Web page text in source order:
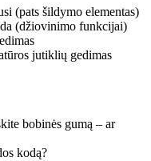
(pats šildymo elementas)
(džiovinimo funkcijai)
jutiklių gedimas
bobinės gumą – ar
kodą?